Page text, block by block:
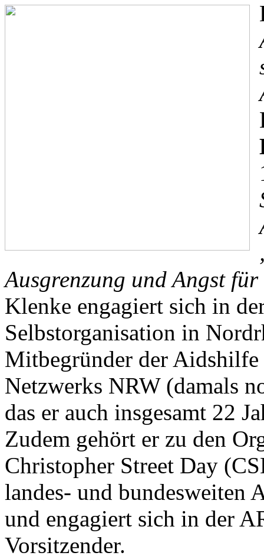
Ausgrenzung und Angst
Klenke engagiert sich in
Selbstorganisation in
Mitbegründer der Aidshilfe
Netzwerks NRW (damals
das er auch insgesamt 22
Zudem gehört er zu den
Christopher Street Day
landes- und bundesweiten
und engagiert sich in der
Vorsitzender.